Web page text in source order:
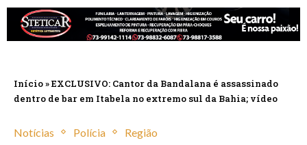
Início»EXCLUSIVO: Cantor da Bandalana é assassinado
dentro de bar em Itabela no extremo sul da Bahia; vídeo
Notícias Polícia Região